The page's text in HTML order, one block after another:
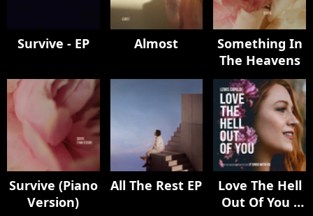
Survive - EP Almost
Something In
The Heavens
Survive (Piano
Version)
All The Rest EP
Love The Hell
Out Of You -